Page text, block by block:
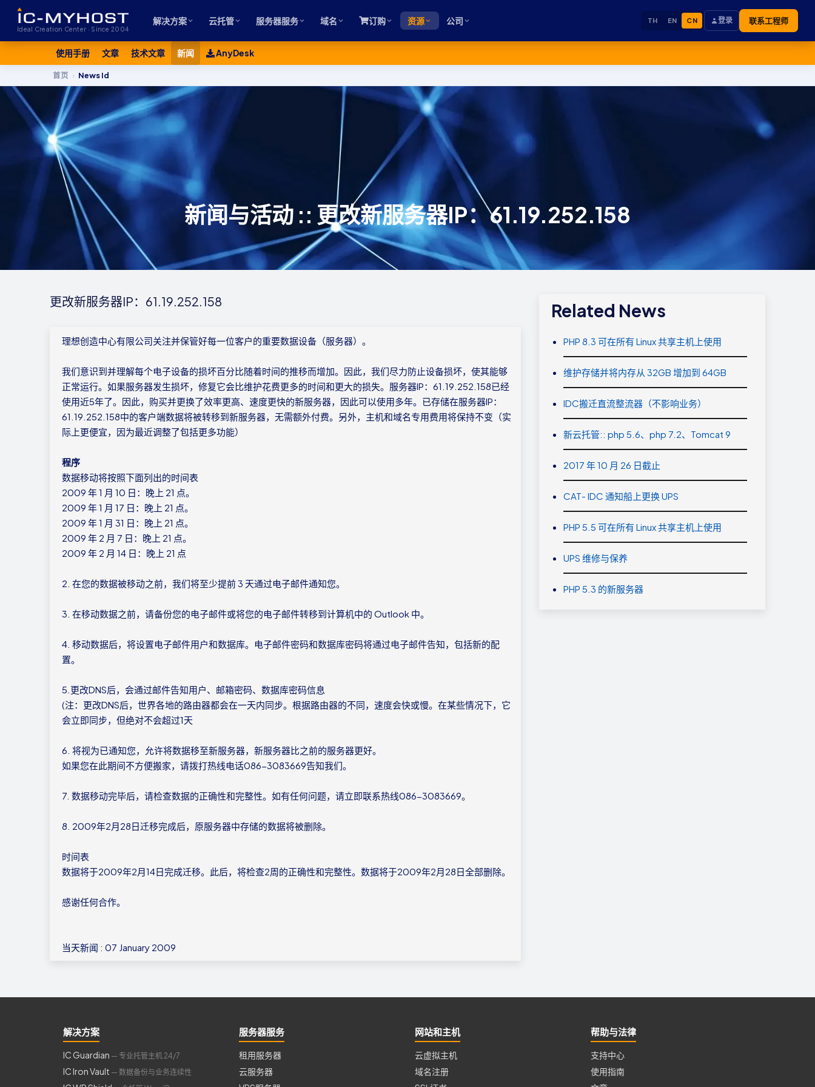
Ideal Creation Center · Since 2004
解决方案 云托管 服务器服务 域名 订购 资源 公司 TH EN CN 登录 联系工程师
使用手册 文章 技术文章 新闻 AnyDesk
首页 › News Id
新闻与活动 :: 更改新服务器IP：61.19.252.158
更改新服务器IP：61.19.252.158
理想创造中心有限公司关注并保管好每一位客户的重要数据设备（服务器）。
我们意识到并理解每个电子设备的损坏百分比随着时间的推移而增加。因此，我们尽力防止设备损坏，使其能够
正常运行。如果服务器发生损坏，修复它会比维护花费更多的时间和更大的损失。服务器IP：61.19.252.158已经
使用近5年了。因此，购买并更换了效率更高、速度更快的新服务器，因此可以使用多年。已存储在服务器IP：
61.19.252.158中的客户端数据将被转移到新服务器，无需额外付费。另外，主机和域名专用费用将保持不变（实
际上更便宜，因为最近调整了包括更多功能）
程序
数据移动将按照下面列出的时间表
2009 年 1 月 10 日：晚上 21 点。
2009 年 1 月 17 日：晚上 21 点。
2009 年 1 月 31 日：晚上 21 点。
2009 年 2 月 7 日：晚上 21 点。
2009 年 2 月 14 日：晚上 21 点
2. 在您的数据被移动之前，我们将至少提前 3 天通过电子邮件通知您。
3. 在移动数据之前，请备份您的电子邮件或将您的电子邮件转移到计算机中的 Outlook 中。
4. 移动数据后，将设置电子邮件用户和数据库。电子邮件密码和数据库密码将通过电子邮件告知，包括新的配
置。
5.更改DNS后，会通过邮件告知用户、邮箱密码、数据库密码信息
(注：更改DNS后，世界各地的路由器都会在一天内同步。根据路由器的不同，速度会快或慢。在某些情况下，它
会立即同步，但绝对不会超过1天
6. 将视为已通知您，允许将数据移至新服务器，新服务器比之前的服务器更好。
如果您在此期间不方便搬家，请拨打热线电话086-3083669告知我们。
7. 数据移动完毕后，请检查数据的正确性和完整性。如有任何问题，请立即联系热线086-3083669。
8. 2009年2月28日迁移完成后，原服务器中存储的数据将被删除。
时间表
数据将于2009年2月14日完成迁移。此后，将检查2周的正确性和完整性。数据将于2009年2月28日全部删除。
感谢任何合作。
当天新闻 : 07 January 2009
Related News
PHP 8.3 可在所有 Linux 共享主机上使用
维护存储并将内存从 32GB 增加到 64GB
IDC搬迁直流整流器（不影响业务）
新云托管:: php 5.6、php 7.2、Tomcat 9
2017 年 10 月 26 日截止
CAT- IDC 通知船上更换 UPS
PHP 5.5 可在所有 Linux 共享主机上使用
UPS 维修与保养
PHP 5.3 的新服务器
解决方案
IC Guardian — 专业托管主机 24/7
IC Iron Vault — 数据备份与业务连续性
服务器服务
租用服务器
云服务器
网站和主机
云虚拟主机
域名注册
帮助与法律
支持中心
使用指南